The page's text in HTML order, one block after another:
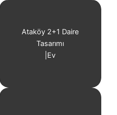
Ataköy 2+1 Daire
Tasarımı
Ev